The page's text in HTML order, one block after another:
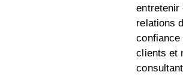
entretenir
relations
confiance
clients et